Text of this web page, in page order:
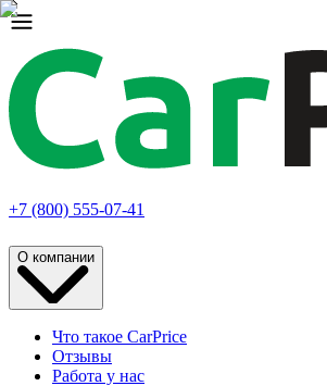
+7 (800) 555-07-41
О компании
Что такое CarPrice
Отзывы
Работа у нас